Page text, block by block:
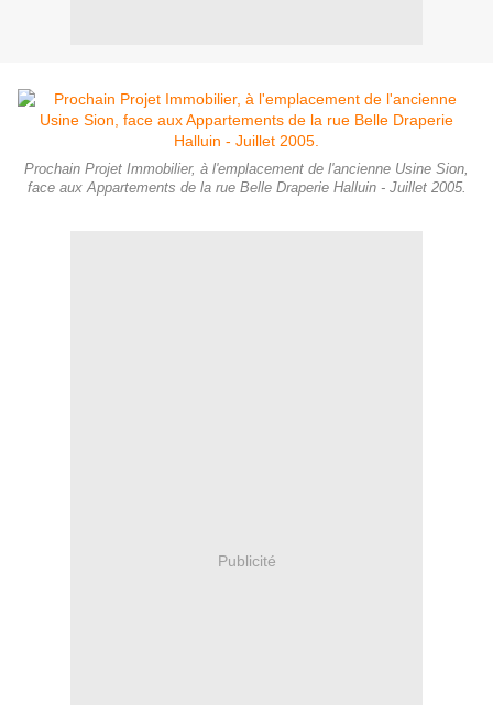
Prochain Projet Immobilier, à l'emplacement de l'ancienne Usine Sion,
face aux Appartements de la rue Belle Draperie Halluin - Juillet 2005.
Publicité